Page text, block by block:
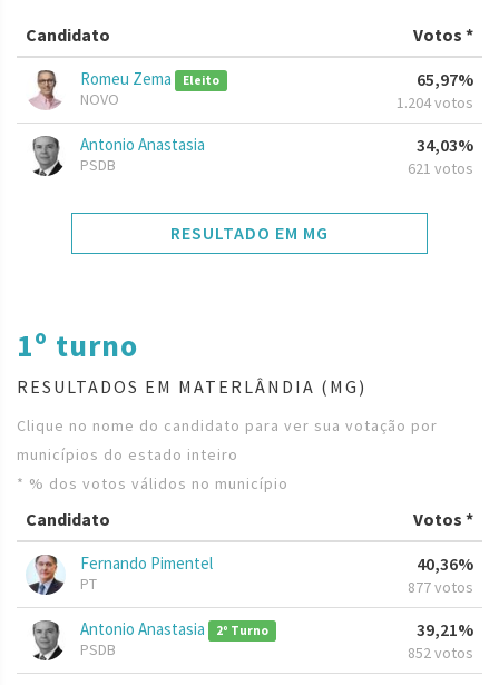
Candidato Votos *
Romeu Zema Eleito
NOVO
65,97%
1.204 votos
Antonio Anastasia
PSDB
34,03%
621 votos
RESULTADO EM MG
1º turno
RESULTADOS EM MATERLÂNDIA (MG)
Clique no nome do candidato para ver sua votação por
municípios do estado inteiro
* % dos votos válidos no município
Candidato Votos *
Fernando Pimentel
PT
40,36%
877 votos
Antonio Anastasia 2º Turno
PSDB
39,21%
852 votos